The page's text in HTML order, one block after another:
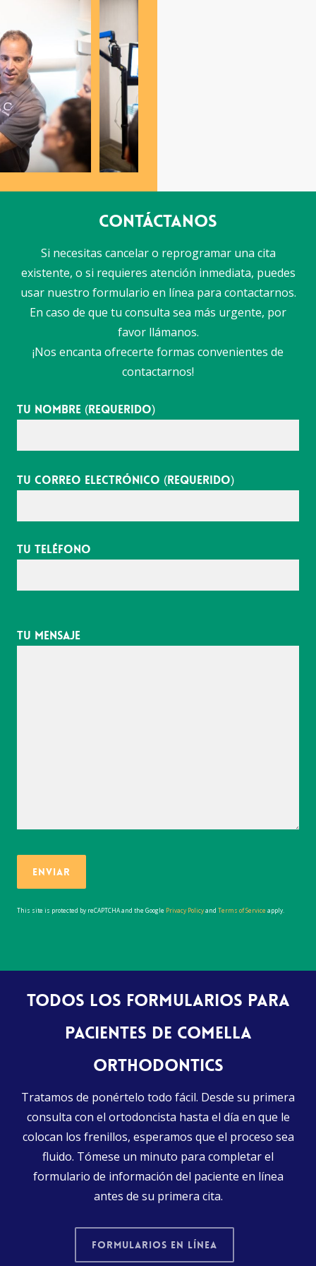
Contáctanos
Si necesitas cancelar o reprogramar una cita
existente, o si requieres atención inmediata, puedes
usar nuestro formulario en línea para contactarnos.
En caso de que tu consulta sea más urgente, por
favor llámanos.
¡Nos encanta ofrecerte formas convenientes de
contactarnos!
Tu nombre (requerido)
Tu correo electrónico (requerido)
Tu teléfono
Tu Mensaje
This site is protected by reCAPTCHA and the Google Privacy PolicyandTerms of Serviceapply.
Todos los formularios para
pacientes de Comella
Orthodontics
Tratamos de ponértelo todo fácil. Desde su primera
consulta con el ortodoncista hasta el día en que le
colocan los frenillos, esperamos que el proceso sea
fluido. Tómese un minuto para completar el
formulario de información del paciente en línea
antes de su primera cita.
Formularios en Línea